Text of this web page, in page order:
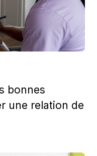
bonnes
une relation de